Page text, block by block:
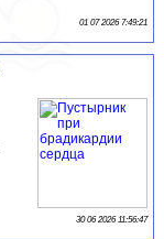
01 07 2026 7:49:21
30 06 2026 11:56:47